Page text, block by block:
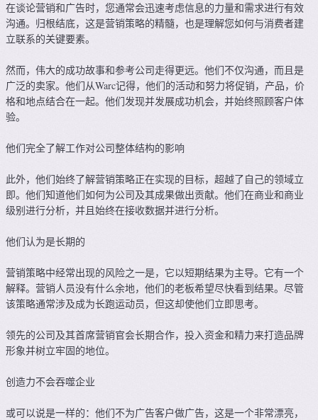
在谈论营销和广告时，您通常会迅速考虑信息的力量和需求进行有效
沟通。归根结底，这是营销策略的精髓，也是理解您如何与消费者建
立联系的关键要素。
然而，伟大的成功故事和参考公司走得更远。他们不仅沟通，而且是
广泛的卖家。他们从Warc记得，他们的活动和努力将促销，产品，价
格和地点结合在一起。他们发现并发展成功机会，并始终照顾客户体
验。
他们完全了解工作对公司整体结构的影响
此外，他们始终了解营销策略正在实现的目标，超越了自己的领域立
即。他们知道他们如何为公司及其成果做出贡献。他们在商业和商业
级别进行分析，并且始终在接收数据并进行分析。
他们认为是长期的
营销策略中经常出现的风险之一是，它以短期结果为主导。它有一个
解释。营销人员没有什么余地，他们的老板希望尽快看到结果。尽管
该策略通常涉及成为长跑运动员，但这却使他们立即思考。
领先的公司及其首席营销官会长期合作，投入资金和精力来打造品牌
形象并树立牢固的地位。
创造力不会吞噬企业
或可以说是一样的：他们不为广告客户做广告，这是一个非常漂亮，